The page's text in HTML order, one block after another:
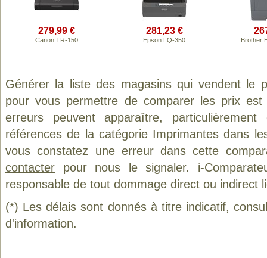
279,99 €
Canon TR-150
281,23 €
Epson LQ-350 Brother
Générer la liste des magasins qui vendent le
pour vous permettre de comparer les prix
erreurs peuvent apparaître,
références de la catégorie Imprimantes dans
vous constatez une erreur dans cette
contacter pour nous le signaler. i-
responsable de tout dommage direct ou indirect
(*) Les délais sont donnés à titre indicatif,
d'information.